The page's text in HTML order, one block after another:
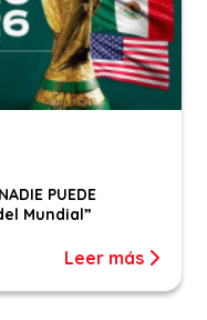
PUEDE
Mundial”
Leer más